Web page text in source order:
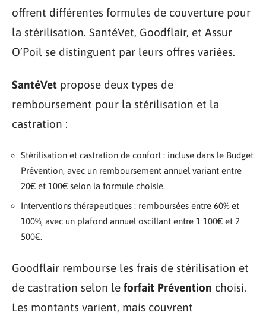
offrent différentes formules de couverture pour
la stérilisation. SantéVet, Goodflair, et Assur
O’Poil se distinguent par leurs offres variées.
SantéVet propose deux types de
remboursement pour la stérilisation et la
castration :
Stérilisation et castration de confort : incluse dans le Budget
Prévention, avec un remboursement annuel variant entre
20€ et 100€ selon la formule choisie.
Interventions thérapeutiques : remboursées entre 60% et
100%, avec un plafond annuel oscillant entre 1 100€ et 2
500€.
Goodflair rembourse les frais de stérilisation et
de castration selon le forfait Prévention choisi.
Les montants varient, mais couvrent